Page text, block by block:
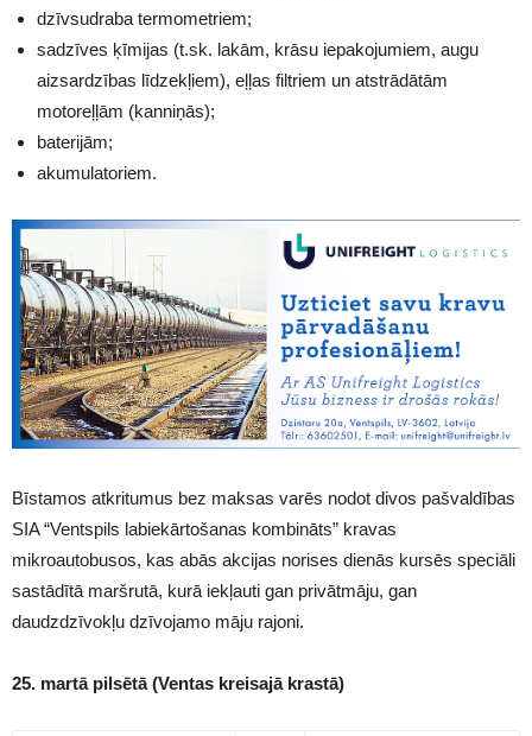
dzīvsudraba termometriem;
sadzīves ķīmijas (t.sk. lakām, krāsu iepakojumiem, augu
aizsardzības līdzekļiem), eļļas filtriem un atstrādātām
motoreļļām (kanniņās);
baterijām;
akumulatoriem.
Bīstamos atkritumus bez maksas varēs nodot divos pašvaldības
SIA “Ventspils labiekārtošanas kombināts” kravas
mikroautobusos, kas abās akcijas norises dienās kursēs speciāli
sastādītā maršrutā, kurā iekļauti gan privātmāju, gan
daudzdzīvokļu dzīvojamo māju rajoni.
25. martā pilsētā (Ventas kreisajā krastā)